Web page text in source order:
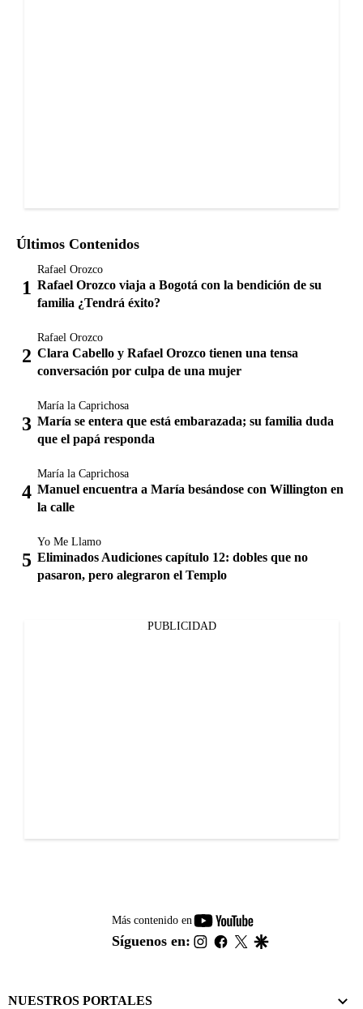
Últimos Contenidos
Rafael Orozco
Rafael Orozco viaja a Bogotá con la bendición de su
familia ¿Tendrá éxito?
Rafael Orozco
Clara Cabello y Rafael Orozco tienen una tensa
conversación por culpa de una mujer
María la Caprichosa
María se entera que está embarazada; su familia duda
que el papá responda
María la Caprichosa
Manuel encuentra a María besándose con Willington en
la calle
Yo Me Llamo
Eliminados Audiciones capítulo 12: dobles que no
pasaron, pero alegraron el Templo
PUBLICIDAD
Más contenido en
youtube-
footer
Síguenos en: instagram
facebook
twitter
NUESTROS PORTALES